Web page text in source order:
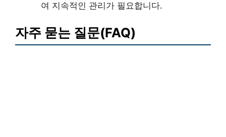
여 지속적인 관리가 필요합니다.
자주 묻는 질문(FAQ)